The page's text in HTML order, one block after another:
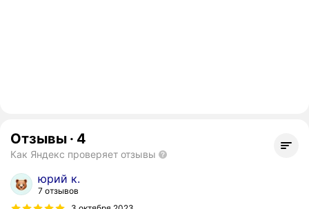
Отзывы · 4
Как Яндекс проверяет отзывы
юрий к.
7 отзывов